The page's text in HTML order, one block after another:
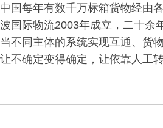
中国每年有数千万标箱货物经由
波国际物流2003年成立，二十余
当不同主体的系统实现互通、货
让不确定变得确定，让依靠人工